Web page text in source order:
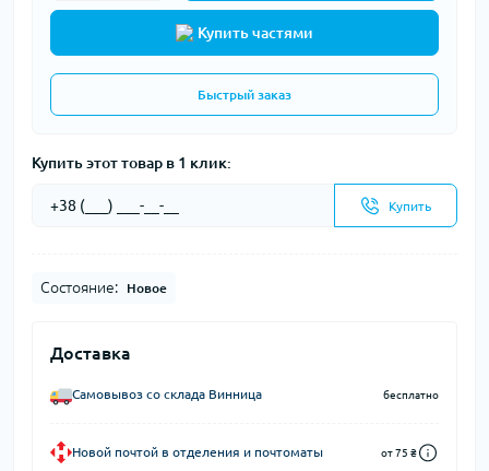
Купить частями
Быстрый заказ
Купить этот товар в 1 клик:
Купить
Состояние: Новое
Доставка
Самовывоз со склада Винница бесплатно
Новой почтой в отделения и почтоматы от 75 ₴